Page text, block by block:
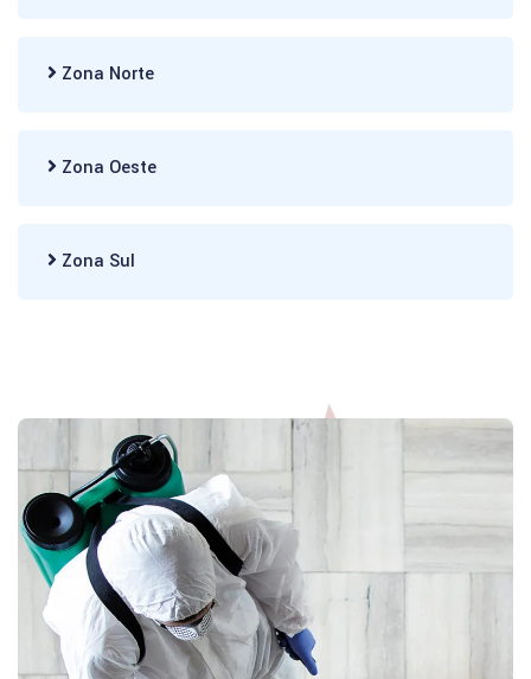
Zona Norte
Zona Oeste
Zona Sul